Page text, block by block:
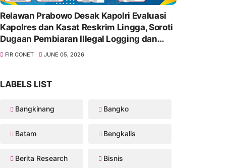
Relawan Prabowo Desak Kapolri Evaluasi
Kapolres dan Kasat Reskrim Lingga, Soroti
Dugaan Pembiaran Illegal Logging dan
Lambannya Penanganan Korupsi
FIR CONET JUNE 05, 2026
LABELS LIST
Bangkinang Bangko
Batam Bengkalis
Berita Research Bisnis